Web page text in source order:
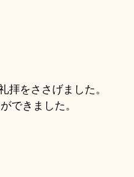
拝をささげました。
できました。